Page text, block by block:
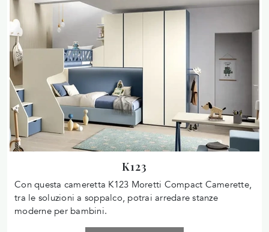
K123
Con questa cameretta K123 Moretti Compact Camerette,
tra le soluzioni a soppalco, potrai arredare stanze
moderne per bambini.